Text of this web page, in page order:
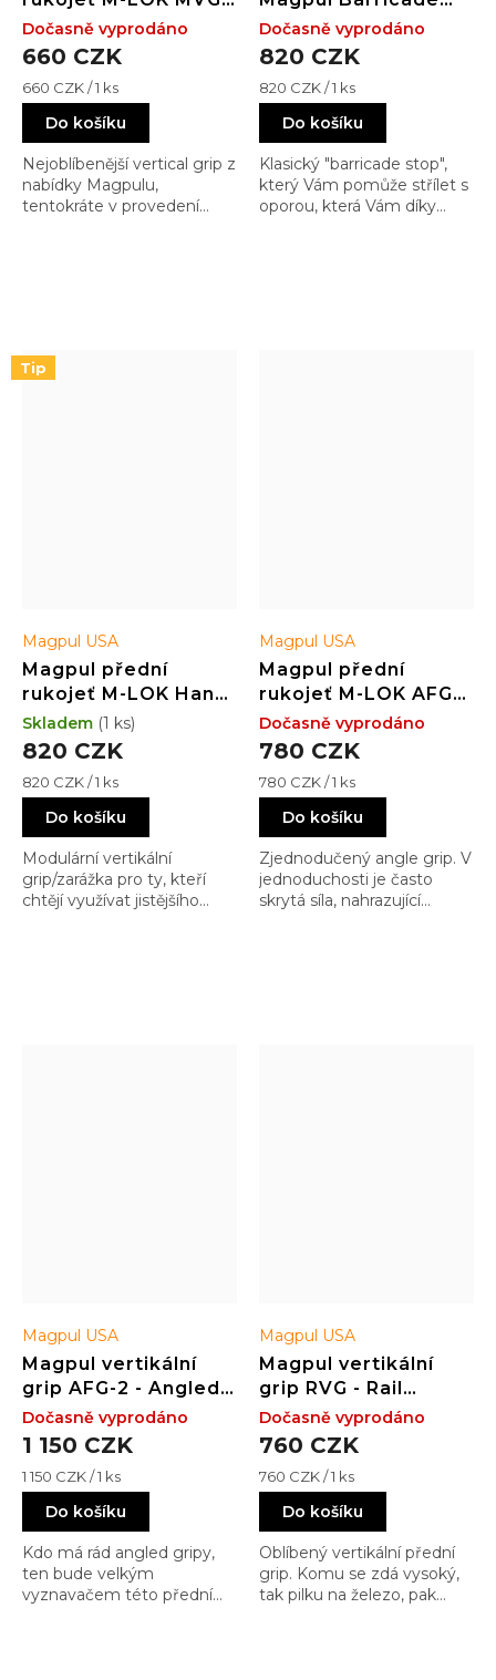
Vertical Grip M-Lok
Slot System - Black
660 CZK
Měrná
cena:
660 CZK / 1 ks
Do košíku
Nejoblíbenější vertical grip z
nabídky Magpulu,
tentokráte v provedení
Picatinny lišty
Dočasně vyprodáno
Stop – M-LOK
820 CZK
Měrná
cena:
820 CZK / 1 ks
Do košíku
Klasický "barricade stop",
který Vám pomůže střílet s
oporou, která Vám díky
Dočasně vyprodáno
Tip
Magpul USA
Magpul přední
rukojeť M-LOK Hand
Stop Kit, M-Lok
System - Black
820 CZK
Měrná
cena:
820 CZK / 1 ks
Do košíku
Modulární vertikální
grip/zarážka pro ty, kteří
chtějí využívat jistějšího
Skladem (1 ks)
Magpul USA
Magpul přední
rukojeť M-LOK AFG
Angled Fore-Grip M-
Lok System - Black
780 CZK
Měrná
cena:
780 CZK / 1 ks
Do košíku
Zjednodučený angle grip. V
jednoduchosti je často
skrytá síla, nahrazující
Dočasně vyprodáno
Magpul USA
Magpul vertikální
grip AFG-2 - Angled
Fore Grip 1913
Picatinny - Black
1 150 CZK
Měrná
cena:
1 150 CZK / 1 ks
Do košíku
Kdo má rád angled gripy,
ten bude velkým
vyznavačem této přední
Dočasně vyprodáno
Magpul USA
Magpul vertikální
grip RVG - Rail
Vertical Grip 1913
Picatinny - Black
760 CZK
Měrná
cena:
760 CZK / 1 ks
Do košíku
Oblíbený vertikální přední
grip. Komu se zdá vysoký,
tak pilku na železo, pak
Dočasně vyprodáno